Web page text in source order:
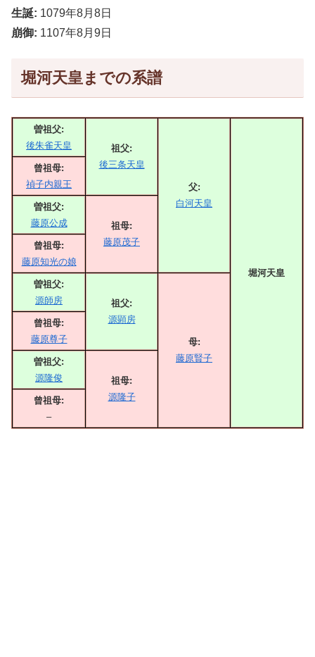
生誕: 1079年8月8日
崩御: 1107年8月9日
堀河天皇までの系譜
曽祖父:
後朱雀天皇
祖父:
後三条天皇
父:
白河天皇
堀河天皇
曾祖母:
禎子内親王
曽祖父:
藤原公成
祖母:
藤原茂子
曾祖母:
藤原知光の娘
曽祖父:
源師房
祖父:
源顕房
母:
藤原賢子
曾祖母:
藤原尊子
曽祖父:
源隆俊
祖母:
源隆子
曾祖母:
–